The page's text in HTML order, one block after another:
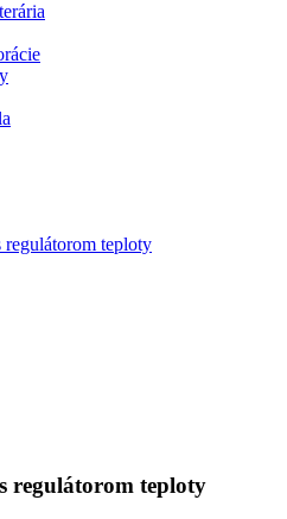
teploty
regulátorom teploty